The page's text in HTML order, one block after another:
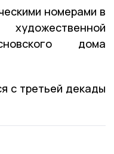
номерами в
художественной
дома
с третьей декады